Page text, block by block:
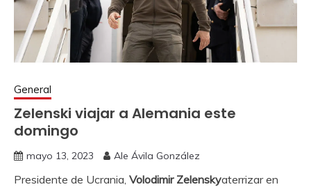
General
Zelenski viajar a Alemania este
domingo
mayo 13, 2023 Ale Ávila González
Presidente de Ucrania, Volodimir Zelenskyaterrizar en